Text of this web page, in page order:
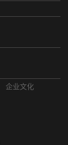
企业文化